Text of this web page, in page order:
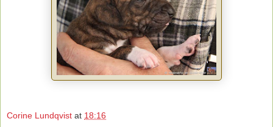
Corine Lundqvist at 18:16